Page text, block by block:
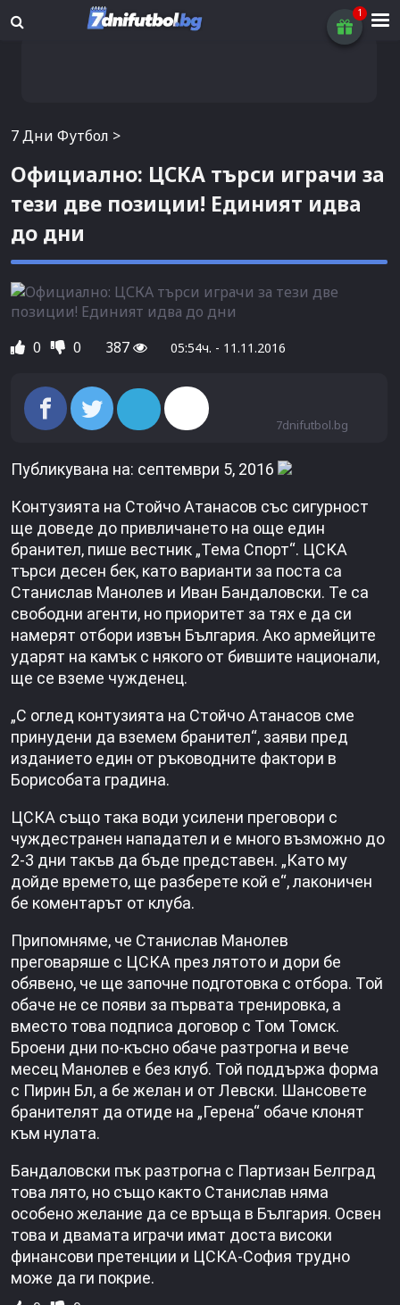
7 Дни Футбол >
Официално: ЦСКА търси играчи за
тези две позиции! Единият идва
до дни
0 0 387 05:54ч. - 11.11.2016
7dnifutbol.bg
Публикувана на: септември 5, 2016
Контузията на Стойчо Атанасов със сигурност
ще доведе до привличането на още един
бранител, пише вестник „Тема Спорт“. ЦСКА
търси десен бек, като варианти за поста са
Станислав Манолев и Иван Бандаловски. Те са
свободни агенти, но приоритет за тях е да си
намерят отбори извън България. Ако армейците
ударят на камък с някого от бившите национали,
ще се вземе чужденец.
„С оглед контузията на Стойчо Атанасов сме
принудени да вземем бранител“, заяви пред
изданието един от ръководните фактори в
Борисобата градина.
ЦСКА също така води усилени преговори с
чуждестранен нападател и е много възможно до
2-3 дни такъв да бъде представен. „Като му
дойде времето, ще разберете кой е“, лаконичен
бе коментарът от клуба.
Припомняме, че Станислав Манолев
преговаряше с ЦСКА през лятото и дори бе
обявено, че ще започне подготовка с отбора. Той
обаче не се появи за първата тренировка, а
вместо това подписа договор с Том Томск.
Броени дни по-късно обаче разтрогна и вече
месец Манолев е без клуб. Той поддържа форма
с Пирин Бл, а бе желан и от Левски. Шансовете
бранителят да отиде на „Герена“ обаче клонят
към нулата.
Бандаловски пък разтрогна с Партизан Белград
това лято, но също както Станислав няма
особено желание да се връща в България. Освен
това и двамата играчи имат доста високи
финансови претенции и ЦСКА-София трудно
може да ги покрие.